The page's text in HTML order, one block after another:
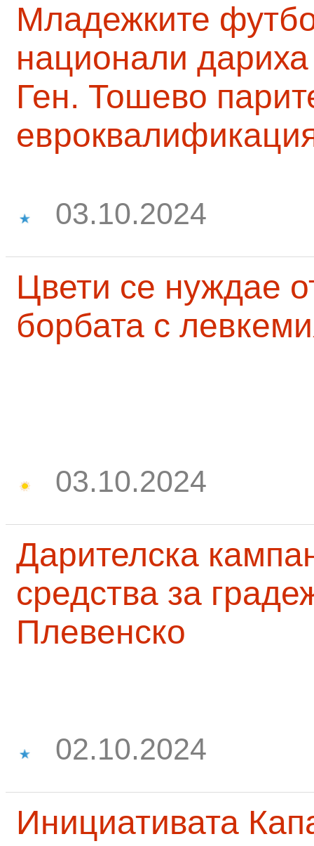
Младежките
национали
Ген. Тошево
03.10.2024
Цвети се нуждае
борбата с
03.10.2024
Дарителска
средства за
Плевенско
02.10.2024
Инициативата